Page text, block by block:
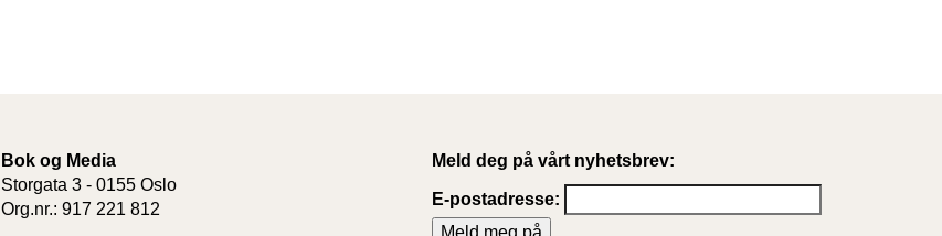
Bok og Media
Storgata 3 - 0155 Oslo
Org.nr.: 917 221 812
Meld deg på vårt nyhetsbrev:
E-postadresse: